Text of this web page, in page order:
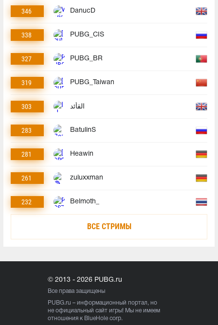
346 DanucD
338 PUBG_CIS
327 PUBG_BR
319 PUBG_Taiwan
303 القأئد
283 BatulinS
281 Heawin
261 zuluxxman
232 Belmoth_
ВСЕ СТРИМЫ
© 2013 - 2026 PUBG.ru
Все права защищены
PUBG.ru – информационный портал, но
не официальный сайт игры! Мы не имеем
отношения к BlueHole corp.